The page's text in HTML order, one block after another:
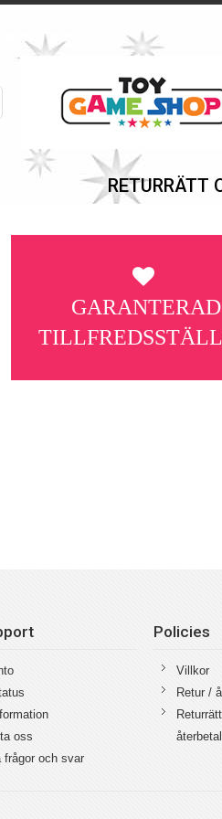
RETURRÄTT
GARANTERAD
oss
frågor och svar
Policies
Villkor
Retur /